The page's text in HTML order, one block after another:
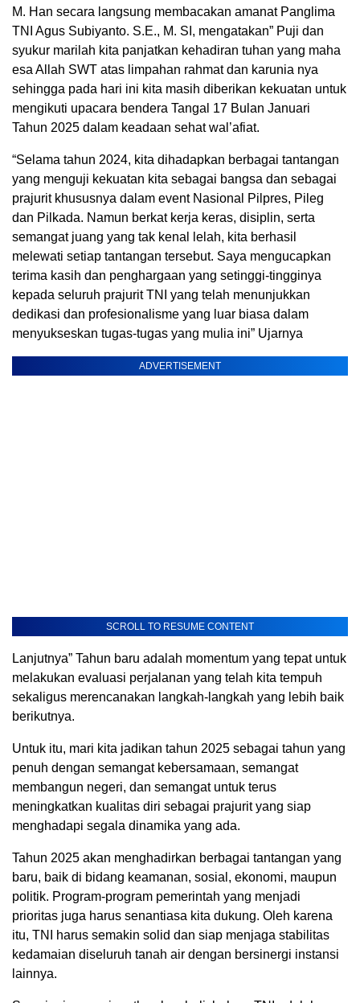
M. Han secara langsung membacakan amanat Panglima
TNI Agus Subiyanto. S.E., M. SI, mengatakan” Puji dan
syukur marilah kita panjatkan kehadiran tuhan yang maha
esa Allah SWT atas limpahan rahmat dan karunia nya
sehingga pada hari ini kita masih diberikan kekuatan untuk
mengikuti upacara bendera Tangal 17 Bulan Januari
Tahun 2025 dalam keadaan sehat wal’afiat.
“Selama tahun 2024, kita dihadapkan berbagai tantangan
yang menguji kekuatan kita sebagai bangsa dan sebagai
prajurit khususnya dalam event Nasional Pilpres, Pileg
dan Pilkada. Namun berkat kerja keras, disiplin, serta
semangat juang yang tak kenal lelah, kita berhasil
melewati setiap tantangan tersebut. Saya mengucapkan
terima kasih dan penghargaan yang setinggi-tingginya
kepada seluruh prajurit TNI yang telah menunjukkan
dedikasi dan profesionalisme yang luar biasa dalam
menyukseskan tugas-tugas yang mulia ini” Ujarnya
ADVERTISEMENT
SCROLL TO RESUME CONTENT
Lanjutnya” Tahun baru adalah momentum yang tepat untuk
melakukan evaluasi perjalanan yang telah kita tempuh
sekaligus merencanakan langkah-langkah yang lebih baik
berikutnya.
Untuk itu, mari kita jadikan tahun 2025 sebagai tahun yang
penuh dengan semangat kebersamaan, semangat
membangun negeri, dan semangat untuk terus
meningkatkan kualitas diri sebagai prajurit yang siap
menghadapi segala dinamika yang ada.
Tahun 2025 akan menghadirkan berbagai tantangan yang
baru, baik di bidang keamanan, sosial, ekonomi, maupun
politik. Program-program pemerintah yang menjadi
prioritas juga harus senantiasa kita dukung. Oleh karena
itu, TNI harus semakin solid dan siap menjaga stabilitas
kedamaian diseluruh tanah air dengan bersinergi instansi
lainnya.